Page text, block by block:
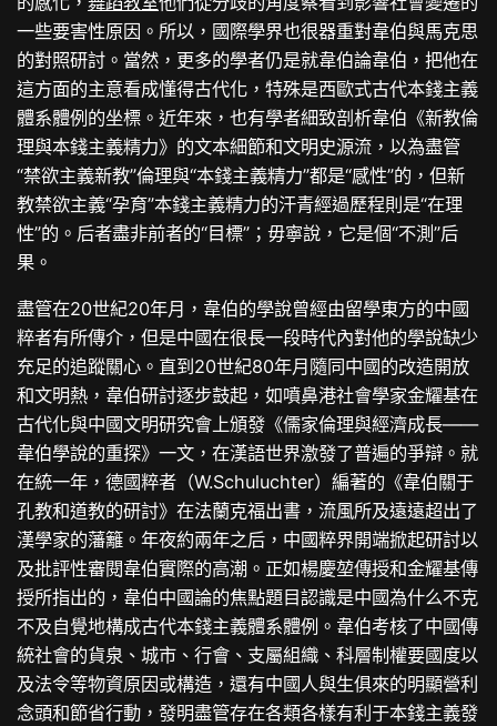
一些要害性原因。所以，國際學界也很器重對韋伯與馬克思
的對照研討。當然，更多的學者仍是就韋伯論韋伯，把他在
這方面的主意看成懂得古代化，特殊是西歐式古代本錢主義
體系體例的坐標。近年來，也有學者細致剖析韋伯《新教倫
理與本錢主義精力》的文本細節和文明史源流，以為盡管
“禁欲主義新教”倫理與“本錢主義精力”都是“感性”的，但新
教禁欲主義“孕育”本錢主義精力的汗青經過歷程則是“在理
性”的。后者盡非前者的“目標”；毋寧說，它是個“不測”后
果。
盡管在20世紀20年月，韋伯的學說曾經由留學東方的中國
粹者有所傳介，但是中國在很長一段時代內對他的學說缺少
充足的追蹤關心。直到20世紀80年月隨同中國的改造開放
和文明熱，韋伯研討逐步鼓起，如噴鼻港社會學家金耀基在
古代化與中國文明研究會上頒發《儒家倫理與經濟成長——
韋伯學說的重探》一文，在漢語世界激發了普遍的爭辯。就
在統一年，德國粹者（W.Schuluchter）編著的《韋伯關于
孔教和道教的研討》在法蘭克福出書，流風所及遠遠超出了
漢學家的藩籬。年夜約兩年之后，中國粹界開端掀起研討以
及批評性審閱韋伯實際的高潮。正如楊慶堃傳授和金耀基傳
授所指出的，韋伯中國論的焦點題目認識是中國為什么不克
不及自覺地構成古代本錢主義體系體例。韋伯考核了中國傳
統社會的貨泉、城市、行會、支屬組織、科層制權要國度以
及法令等物資原因或構造，還有中國人與生俱來的明顯營利
念頭和節省行動，發明盡管存在各類各樣有利于本錢主義發